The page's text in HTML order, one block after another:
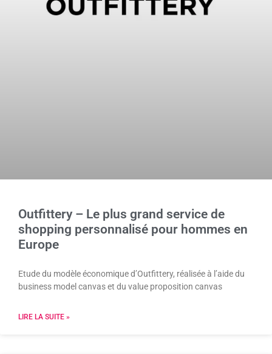
Outfittery – Le plus grand service de
shopping personnalisé pour hommes en
Europe
Etude du modèle économique d’Outfittery, réalisée à l’aide du
business model canvas et du value proposition canvas
LIRE LA SUITE »